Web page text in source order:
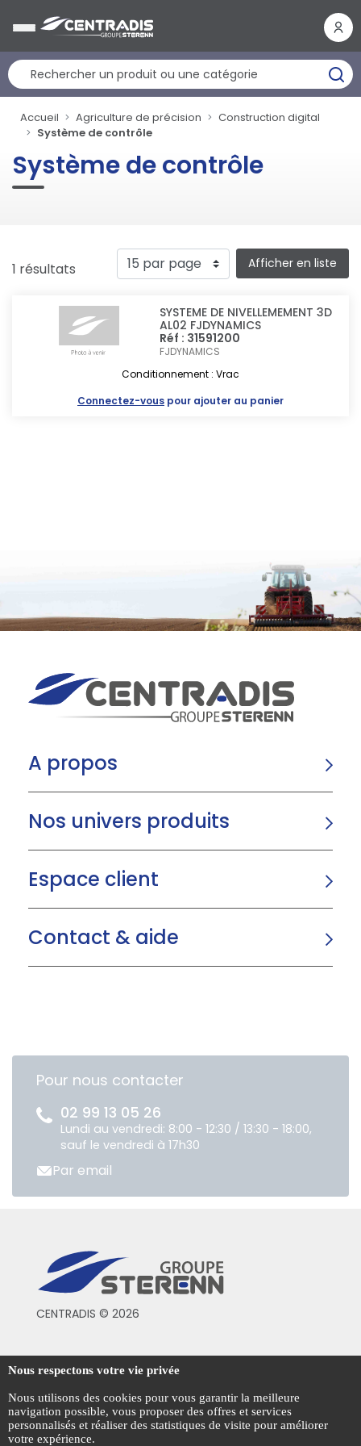
Accueil Agriculture de précision
Construction digital
Système de contrôle
Système de contrôle
1 résultats Afficher en liste
SYSTEME DE NIVELLEMEMENT 3D
AL02 FJDYNAMICS
Réf : 31591200
FJDYNAMICS
Conditionnement : Vrac
Connectez-vous pour ajouter au panier
A propos
Nos univers produits
Espace client
Contact & aide
Pour nous contacter
02 99 13 05 26
Lundi au vendredi: 8:00 - 12:30 / 13:30 - 18:00,
sauf le vendredi à 17h30
Par email
CENTRADIS © 2026
Conditions générales de vente
Mentions légales
Politique de confidentialité
Nous respectons votre vie privée
Nous utilisons des cookies pour vous garantir la meilleure
navigation possible, vous proposer des offres et services
personnalisés et réaliser des statistiques de visite pour améliorer
votre expérience.